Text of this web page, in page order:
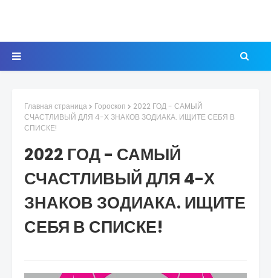
Главная страница Гороскоп
2022 ГОД - САМЫЙ
СЧАСТЛИВЫЙ ДЛЯ 4-Х ЗНАКОВ ЗОДИАКА. ИЩИТЕ СЕБЯ В
СПИСКЕ!
2022 ГОД - САМЫЙ
СЧАСТЛИВЫЙ ДЛЯ 4-Х
ЗНАКОВ ЗОДИАКА. ИЩИТЕ
СЕБЯ В СПИСКЕ!